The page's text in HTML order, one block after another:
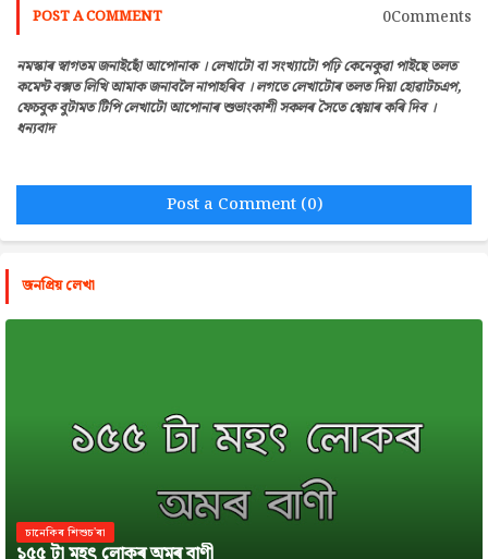
POST A COMMENT 0Comments
নমস্কাৰ স্বাগতম জনাইছোঁ আপোনাক । লেখাটো বা সংখ্যাটো পঢ়ি কেনেকুৱা পাইছে তলত
কমেন্ট বক্সত লিখি আমাক জনাবলৈ নাপাহৰিব । লগতে লেখাটোৰ তলত দিয়া হোৱাটচএপ,
ফেচবুক বুটামত টিপি লেখাটো আপোনাৰ শুভাংকাশী সকলৰ সৈতে শ্বেয়াৰ কৰি দিব ।
ধন্যবাদ
Post a Comment (0)
জনপ্রিয় লেখা
চানেকিৰ শিশুচ'ৰা